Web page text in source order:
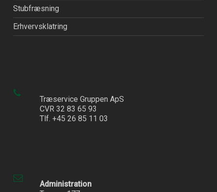
Stubfræsning
Erhvervsklatring
Træservice Gruppen ApS
CVR 32 83 65 93
Tlf. +45 26 85 11 03
Administration